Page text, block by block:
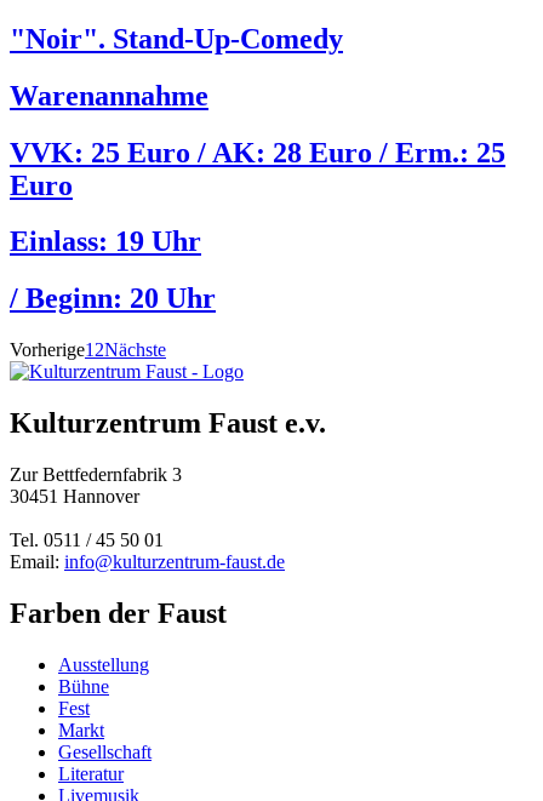
"Noir". Stand-Up-Comedy
Warenannahme
VVK: 25 Euro / AK: 28 Euro / Erm.: 25
Euro
Einlass: 19 Uhr
/ Beginn: 20 Uhr
Vorherige1 2Nächste
Kulturzentrum Faust e.v.
Zur Bettfedernfabrik 3
30451 Hannover
Tel. 0511 / 45 50 01
Email: info@kulturzentrum-faust.de
Farben der Faust
Ausstellung
Bühne
Fest
Markt
Gesellschaft
Literatur
Livemusik